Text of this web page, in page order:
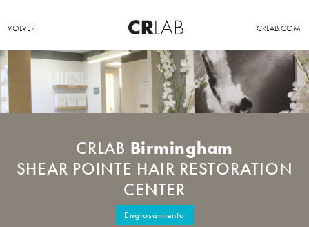
VOLVER CRLAB.COM
CRLAB Birmingham
SHEAR POINTE HAIR RESTORATION
CENTER
Engrosamiento